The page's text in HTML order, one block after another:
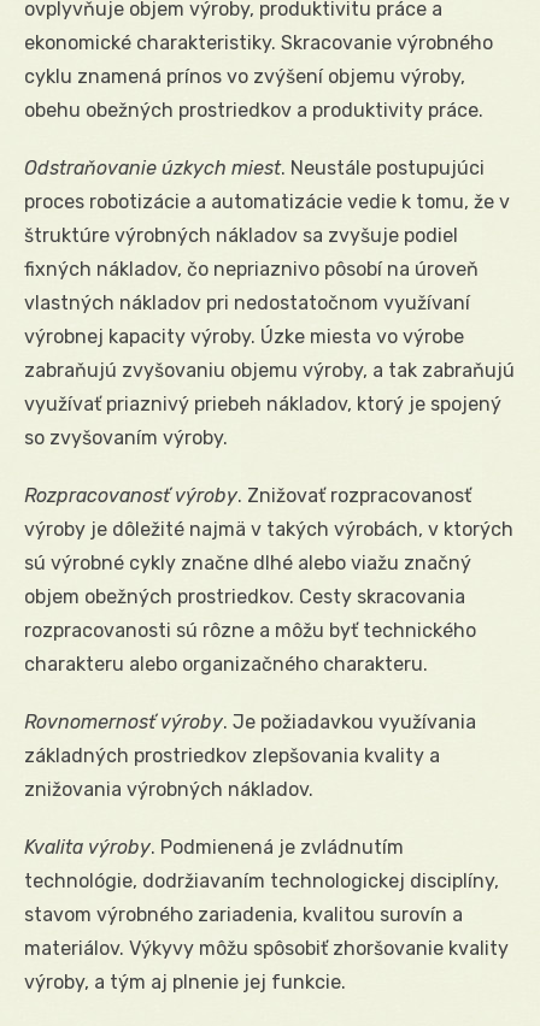
ovplyvňuje objem výroby, produktivitu práce a
ekonomické charakteristiky. Skracovanie výrobného
cyklu znamená prínos vo zvýšení objemu výroby,
obehu obežných prostriedkov a produktivity práce.
Odstraňovanie úzkych miest. Neustále postupujúci
proces robotizácie a automatizácie vedie k tomu, že v
štruktúre výrobných nákladov sa zvyšuje podiel
fixných nákladov, čo nepriaznivo pôsobí na úroveň
vlastných nákladov pri nedostatočnom využívaní
výrobnej kapacity výroby. Úzke miesta vo výrobe
zabraňujú zvyšovaniu objemu výroby, a tak zabraňujú
využívať priaznivý priebeh nákladov, ktorý je spojený
so zvyšovaním výroby.
Rozpracovanosť výroby. Znižovať rozpracovanosť
výroby je dôležité najmä v takých výrobách, v ktorých
sú výrobné cykly značne dlhé alebo viažu značný
objem obežných prostriedkov. Cesty skracovania
rozpracovanosti sú rôzne a môžu byť technického
charakteru alebo organizačného charakteru.
Rovnomernosť výroby. Je požiadavkou využívania
základných prostriedkov zlepšovania kvality a
znižovania výrobných nákladov.
Kvalita výroby. Podmienená je zvládnutím
technológie, dodržiavaním technologickej disciplíny,
stavom výrobného zariadenia, kvalitou surovín a
materiálov. Výkyvy môžu spôsobiť zhoršovanie kvality
výroby, a tým aj plnenie jej funkcie.